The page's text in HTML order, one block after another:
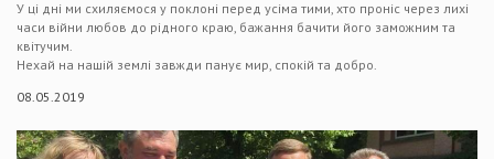
У ці дні ми схиляємося у поклоні перед усіма тими, хто проніс через лихі
часи війни любов до рідного краю, бажання бачити його заможним та
квітучим.
Нехай на нашій землі завжди панує мир, спокій та добро.
08.05.2019